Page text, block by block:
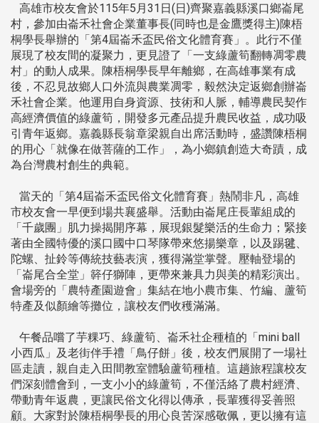
高雄市校友會於115年5月31日(日)齊聚嘉義縣溪口鄉崙尾
村，參加由崙禾社會企業董事長(同時也是金鷹獎得主)陳梧
桐學長舉辦的「第4屆崙禾盃民俗文化體育賽」。此行不僅
展現了校友間的凝聚力，更見證了「一支綠蘆筍翻轉凋零農
村」的動人成果。陳梧桐學長早年離鄉，在高雄事業有成
後，不忍見故鄉人口外流與農業凋零，毅然決定返鄉創辦崙
禾社會企業。他運用自身資源、技術和人脈，輔導農民契作
高經濟價值的綠蘆筍，開發多元產品提升農民收益，成功吸
引青年返鄉。嘉義縣長翁章梁親自出席活動時，盛讚陳梧桐
的用心「就像在做菩薩的工作」，為小鄉鎮創造大奇蹟，成
為台灣農村創生的典範。
當天的「第4屆崙禾盃民俗文化體育賽」熱鬧非凡，高雄
市校友會一早便到場共襄盛舉。活動由崙尾庄長輩組成的
「千歲團」肌力操揭開序幕，展現銀髮樂活的生命力；緊接
著由全國特優的溪口國中口琴隊帶來悠揚樂章，以及踢毽、
陀螺、扯鈴等傳統技藝表演，獲得滿堂掌聲。壓軸登場的
「崙尾合全堂」簳仔獅陣，更帶來兼具力與美的精彩演出。
會場旁的「農特產園遊會」集結在地小農市集、竹編、蘆筍
特產及似顏繪等攤位，讓校友們收穫滿滿。
午餐品嚐了芋粿巧、綠蘆筍、崙禾社企種植的「mini ball
小西瓜」及老街伴手禮「鳥仔餅」後，校友們展開了一場社
區走讀，親自走入田間教室體驗蘆筍種植。這趟旅程讓校友
們深刻體會到，一支小小的綠蘆筍，不僅活絡了農村經濟、
帶動青年返農，更讓民俗文化得以傳承，長輩獲得妥善照
顧。大家對於陳梧桐學長的用心良苦深感敬佩，更以擁有這